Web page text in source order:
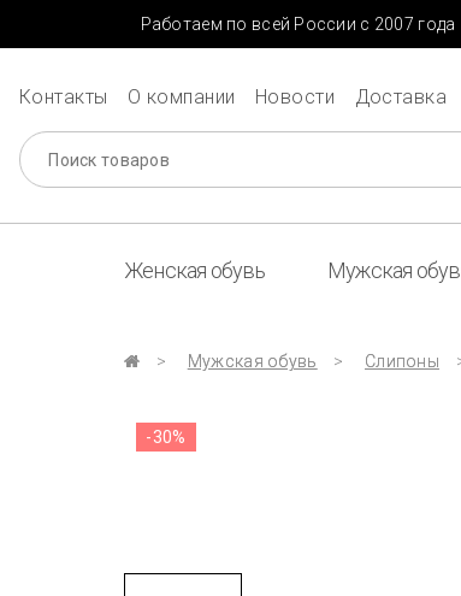
Работаем по всей России с 2007 года
Контакты О компании Новости Доставка
Женская обувь Мужская
Мужская обувь Слипоны
-30%